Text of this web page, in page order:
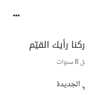
رأيك القيّم
الجديدة